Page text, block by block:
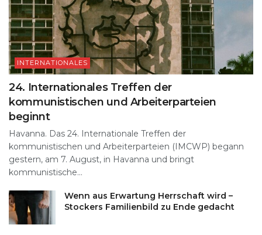
INTERNATIONALES
24. Internationales Treffen der
kommunistischen und Arbeiterparteien
beginnt
Havanna. Das 24. Internationale Treffen der
kommunistischen und Arbeiterparteien (IMCWP) begann
gestern, am 7. August, in Havanna und bringt
kommunistische...
Wenn aus Erwartung Herrschaft wird –
Stockers Familienbild zu Ende gedacht